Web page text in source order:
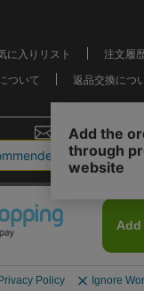
に入りリスト 注文履
ついて 返品交換につ
お問い合わせ
保護方針 特定商取引法
器やお皿の通販 ©